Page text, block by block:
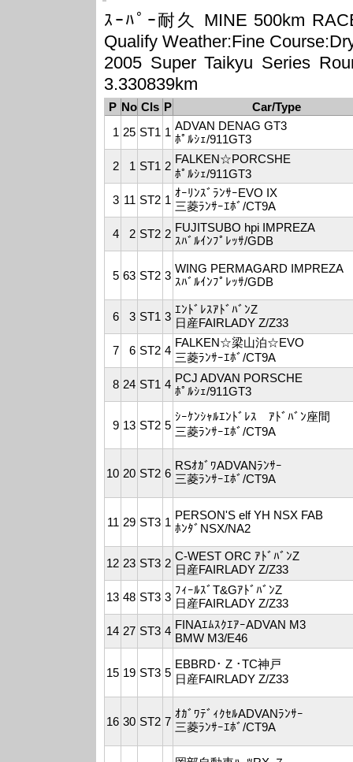
ｽｰﾊﾟｰ耐久 MINE 500km
Qualify Weather:Fine
2005 Super Taikyu Series
3.330839km
P No Cls P
Car/Type
1 25 ST1 1 ADVAN DENAG GT3
ﾎﾟﾙｼｪ/911GT3
2
1 ST1 2
FALKEN☆PORCSHE
ﾎﾟﾙｼｪ/911GT3
3 11 ST2 1
ｵｰﾘﾝｽﾞﾗﾝｻｰEVO IX
三菱ﾗﾝｻｰｴﾎﾞ/CT9A
4 2 ST2 2 FUJITSUBO hpi IMPREZA
ｽﾊﾞﾙｲﾝﾌﾟﾚｯｻ/GDB
5 63 ST2 3
WING PERMAGARD IMPREZA
ｽﾊﾞﾙｲﾝﾌﾟﾚｯｻ/GDB
6 3 ST1 3
ｴﾝﾄﾞﾚｽｱﾄﾞﾊﾞﾝZ
日産FAIRLADY Z/Z33
7 6 ST2 4
FALKEN☆梁山泊☆EVO
三菱ﾗﾝｻｰｴﾎﾞ/CT9A
8 24 ST1 4 PCJ ADVAN PORSCHE
ﾎﾟﾙｼｪ/911GT3
9 13 ST2 5
ｼｰｹﾝｼｬﾙｴﾝﾄﾞﾚｽ ｱﾄﾞﾊﾞﾝ座間
三菱ﾗﾝｻｰｴﾎﾞ/CT9A
10 20 ST2 6
RSｵｶﾞﾜADVANﾗﾝｻｰ
三菱ﾗﾝｻｰｴﾎﾞ/CT9A
11 29 ST3 1
PERSON'S elf YH NSX FAB
ﾎﾝﾀﾞNSX/NA2
12 23 ST3 2
C-WEST ORC ｱﾄﾞﾊﾞﾝZ
日産FAIRLADY Z/Z33
13 48 ST3 3
ﾌｨｰﾙｽﾞT&GｱﾄﾞﾊﾞﾝZ
日産FAIRLADY Z/Z33
14 27 ST3 4 FINAｴﾑｽｸｴｱｰADVAN M3
BMW M3/E46
15 19 ST3 5
EBBRD･ Z ･TC神戸
日産FAIRLADY Z/Z33
16 30 ST2 7
ｵｶﾞﾜﾃﾞｨｸｾﾙADVANﾗﾝｻｰ
三菱ﾗﾝｻｰｴﾎﾞ/CT9A